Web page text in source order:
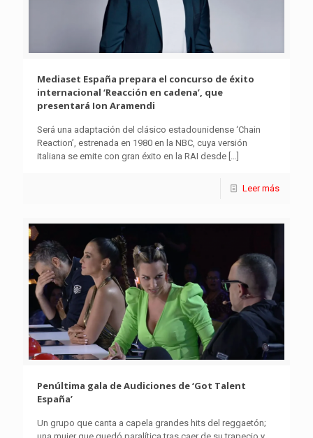
Mediaset España prepara el concurso de éxito
internacional ‘Reacción en cadena’, que
presentará Ion Aramendi
Será una adaptación del clásico estadounidense ‘Chain
Reaction’, estrenada en 1980 en la NBC, cuya versión
italiana se emite con gran éxito en la RAI desde […]
Leer más
Penúltima gala de Audiciones de ‘Got Talent
España’
Un grupo que canta a capela grandes hits del reggaetón;